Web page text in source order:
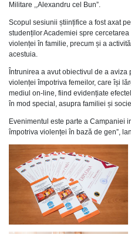
Militare ,,Alexandru cel Bun”.
Scopul sesiunii științifice a fost axat
studenților Academiei spre
violenței în familie, precum și a
acestuia.
Întrunirea a avut obiectivul de a
violenței împotriva femeilor, care își
mediul on-line, fiind evidențiate
în mod special, asupra familiei și
Evenimentul este parte a Campaniei
împotriva violenței în bază de gen”,